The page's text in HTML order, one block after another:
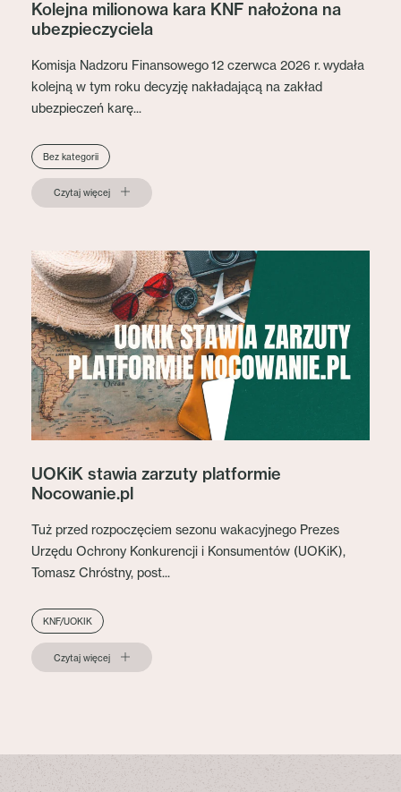
Kolejna milionowa kara KNF nałożona na
ubezpieczyciela
Komisja Nadzoru Finansowego 12 czerwca 2026 r. wydała
kolejną w tym roku decyzję nakładającą na zakład
ubezpieczeń karę...
Bez kategorii
Czytaj więcej
UOKiK stawia zarzuty platformie
Nocowanie.pl
Tuż przed rozpoczęciem sezonu wakacyjnego Prezes
Urzędu Ochrony Konkurencji i Konsumentów (UOKiK),
Tomasz Chróstny, post...
KNF/UOKIK
Czytaj więcej